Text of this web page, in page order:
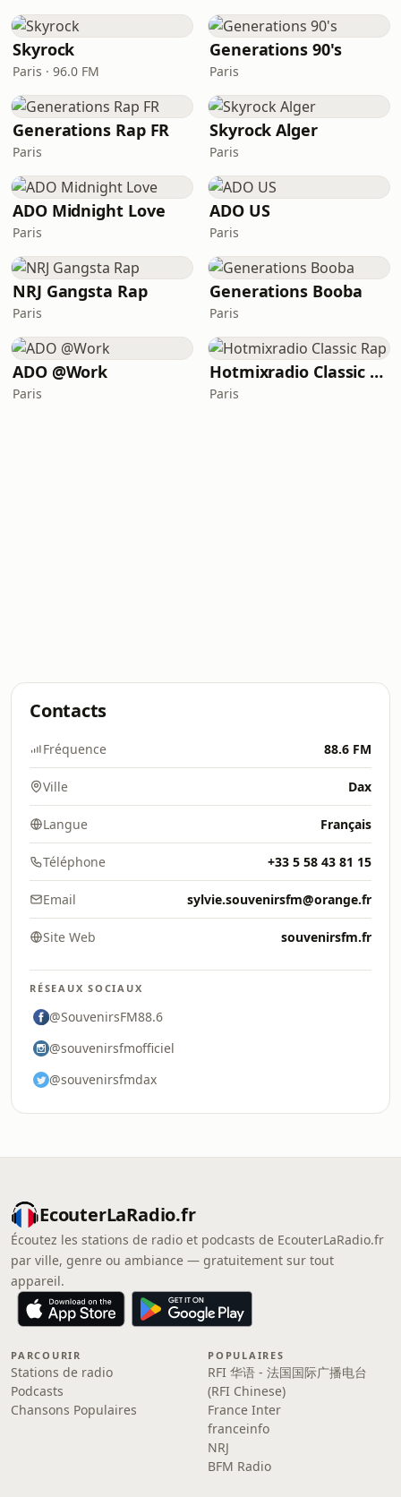
Skyrock
Paris · 96.0 FM
Generations 90's
Paris
Generations Rap FR
Paris
Skyrock Alger
Paris
ADO Midnight Love
Paris
ADO US
Paris
NRJ Gangsta Rap
Paris
Generations Booba
Paris
ADO @Work
Paris
Hotmixradio Classic Rap
Paris
Contacts
Fréquence 88.6 FM
Ville Dax
Langue Français
Téléphone +33 5 58 43 81 15
Email sylvie.souvenirsfm@orange.fr
Site Web souvenirsfm.fr
RÉSEAUX SOCIAUX
@SouvenirsFM88.6
@souvenirsfmofficiel
@souvenirsfmdax
EcouterLaRadio.fr
Écoutez les stations de radio et podcasts de EcouterLaRadio.fr
par ville, genre ou ambiance — gratuitement sur tout
appareil.
PARCOURIR
Stations de radio
Podcasts
Chansons Populaires
POPULAIRES
RFI 华语 - 法国国际广播电台
(RFI Chinese)
France Inter
franceinfo
NRJ
BFM Radio